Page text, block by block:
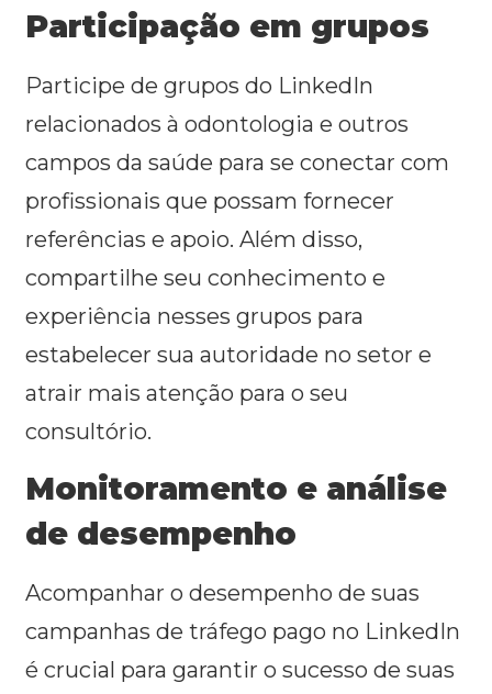
Participação em grupos
Participe de grupos do LinkedIn
relacionados à odontologia e outros
campos da saúde para se conectar com
profissionais que possam fornecer
referências e apoio. Além disso,
compartilhe seu conhecimento e
experiência nesses grupos para
estabelecer sua autoridade no setor e
atrair mais atenção para o seu
consultório.
Monitoramento e análise
de desempenho
Acompanhar o desempenho de suas
campanhas de tráfego pago no LinkedIn
é crucial para garantir o sucesso de suas